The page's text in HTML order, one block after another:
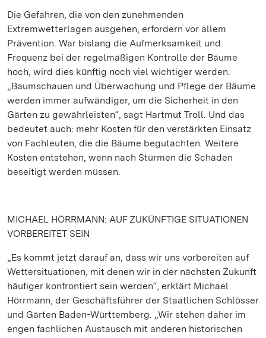
Die Gefahren, die von den zunehmenden
Extremwetterlagen ausgehen, erfordern vor allem
Prävention. War bislang die Aufmerksamkeit und
Frequenz bei der regelmäßigen Kontrolle der Bäume
hoch, wird dies künftig noch viel wichtiger werden.
„Baumschauen und Überwachung und Pflege der Bäume
werden immer aufwändiger, um die Sicherheit in den
Gärten zu gewährleisten“, sagt Hartmut Troll. Und das
bedeutet auch: mehr Kosten für den verstärkten Einsatz
von Fachleuten, die die Bäume begutachten. Weitere
Kosten entstehen, wenn nach Stürmen die Schäden
beseitigt werden müssen.
MICHAEL HÖRRMANN: AUF ZUKÜNFTIGE SITUATIONEN
VORBEREITET SEIN
„Es kommt jetzt darauf an, dass wir uns vorbereiten auf
Wettersituationen, mit denen wir in der nächsten Zukunft
häufiger konfrontiert sein werden“, erklärt Michael
Hörrmann, der Geschäftsführer der Staatlichen Schlösser
und Gärten Baden-Württemberg. „Wir stehen daher im
engen fachlichen Austausch mit anderen historischen